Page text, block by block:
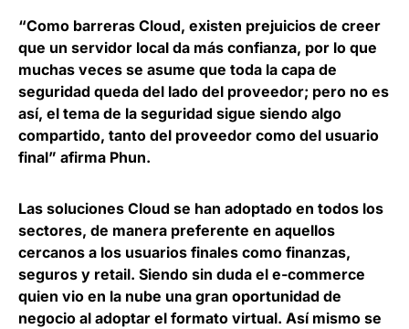
“Como barreras Cloud, existen prejuicios de creer
que un servidor local da más confianza, por lo que
muchas veces se asume que toda la capa de
seguridad queda del lado del proveedor; pero no es
así, el tema de la seguridad sigue siendo algo
compartido, tanto del proveedor como del usuario
final” afirma Phun.
Las soluciones Cloud se han adoptado en todos los
sectores, de manera preferente en aquellos
cercanos a los usuarios finales como finanzas,
seguros y retail. Siendo sin duda el e-commerce
quien vio en la nube una gran oportunidad de
negocio al adoptar el formato virtual. Así mismo se